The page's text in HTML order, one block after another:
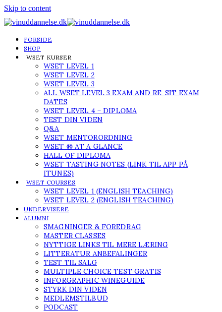
Skip to content
FORSIDE
SHOP
WSET KURSER
WSET LEVEL 1
WSET LEVEL 2
WSET LEVEL 3
ALL WSET LEVEL 3 EXAM AND RE-SIT EXAM
DATES
WSET LEVEL 4 – DIPLOMA
TEST DIN VIDEN
Q&A
WSET MENTORORDNING
WSET ® AT A GLANCE
HALL OF DIPLOMA
WSET TASTING NOTES (LINK TIL APP PÅ
ITUNES)
WSET COURSES
WSET LEVEL 1 (ENGLISH TEACHING)
WSET LEVEL 2 (ENGLISH TEACHING)
UNDERVISERE
ALUMNI
SMAGNINGER & FOREDRAG
MASTER CLASSES
NYTTIGE LINKS TIL MERE LÆRING
LITTERATUR ANBEFALINGER
TEST TIL SALG
MULTIPLE CHOICE TEST GRATIS
INFORGRAPHIC WINEGUIDE
STYRK DIN VIDEN
MEDLEMSTILBUD
PODCAST